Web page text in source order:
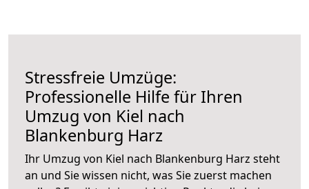
Stressfreie Umzüge:
Professionelle Hilfe für Ihren
Umzug von Kiel nach
Blankenburg Harz
Ihr Umzug von Kiel nach Blankenburg Harz steht
an und Sie wissen nicht, was Sie zuerst machen